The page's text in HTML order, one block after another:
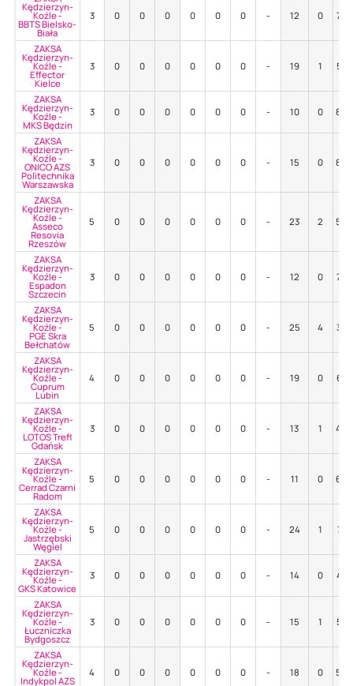
Kędzierzyn-
Koźle -
BBTS Bielsko-
Biała
3 0 0 0 0 0 0 - 12 0
ZAKSA
Kędzierzyn-
Koźle -
Effector
Kielce
3 0 0 0 0 0 0 - 19 1
ZAKSA
Kędzierzyn-
Koźle -
MKS Będzin
3 0 0 0 0 0 0 - 10 0
ZAKSA
Kędzierzyn-
Koźle -
ONICO AZS
Politechnika
Warszawska
3 0 0 0 0 0 0 - 15 0
ZAKSA
Kędzierzyn-
Koźle -
Asseco
Resovia
Rzeszów
5 0 0 0 0 0 0 - 23 2
ZAKSA
Kędzierzyn-
Koźle -
Espadon
Szczecin
3 0 0 0 0 0 0 - 12 0
ZAKSA
Kędzierzyn-
Koźle -
PGE Skra
Bełchatów
5 0 0 0 0 0 0 - 25 4
ZAKSA
Kędzierzyn-
Koźle -
Cuprum
Lubin
4 0 0 0 0 0 0 - 19 0
ZAKSA
Kędzierzyn-
Koźle -
LOTOS Trefl
Gdańsk
3 0 0 0 0 0 0 - 13 1
ZAKSA
Kędzierzyn-
Koźle -
Cerrad Czarni
Radom
5 0 0 0 0 0 0 - 11 0
ZAKSA
Kędzierzyn-
Koźle -
Jastrzębski
Węgiel
5 0 0 0 0 0 0 - 24 1 71%
ZAKSA
Kędzierzyn-
Koźle -
GKS Katowice
3 0 0 0 0 0 0 - 14 0
ZAKSA
Kędzierzyn-
Koźle -
Łuczniczka
Bydgoszcz
3 0 0 0 0 0 0 - 15 1
ZAKSA
Kędzierzyn-
Koźle -
Indykpol AZS
4 0 0 0 0 0 0 - 18 0